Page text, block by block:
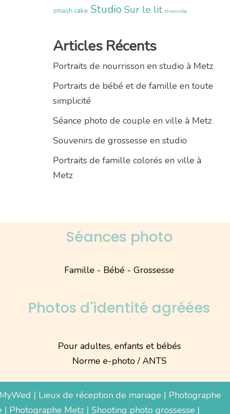
smash cake Studio Sur le lit thionville
Articles Récents
Portraits de nourrisson en studio à Metz
Portraits de bébé et de famille en toute
simplicité
Séance photo de couple en ville à Metz
Souvenirs de grossesse en studio
Portraits de famille colorés en ville à
Metz
Séances photo
Famille - Bébé - Grossesse
Photos d'identité agréées
Pour adultes, enfants et bébés
Norme e-photo / ANTS
MyWed | Lieux de réception de mariage | Photographe
| Photographe Metz | Shooting photo grossesse |